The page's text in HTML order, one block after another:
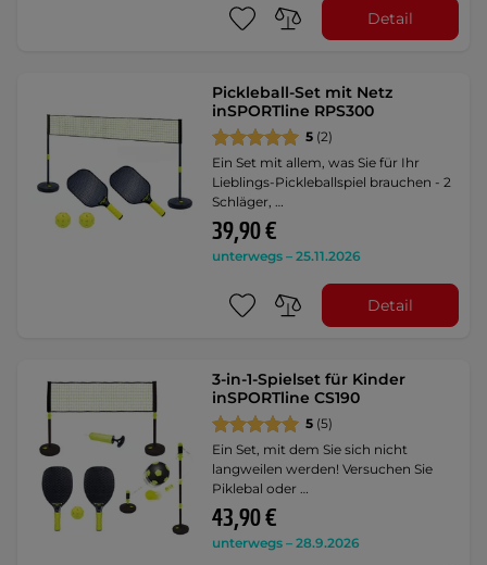
Detail
Pickleball-Set mit Netz
inSPORTline RPS300
5 (2)
Ein Set mit allem, was Sie für Ihr
Lieblings-Pickleballspiel brauchen - 2
Schläger, …
39,90 €
unterwegs – 25.11.2026
Detail
3-in-1-Spielset für Kinder
inSPORTline CS190
5 (5)
Ein Set, mit dem Sie sich nicht
langweilen werden! Versuchen Sie
Piklebal oder …
43,90 €
unterwegs – 28.9.2026